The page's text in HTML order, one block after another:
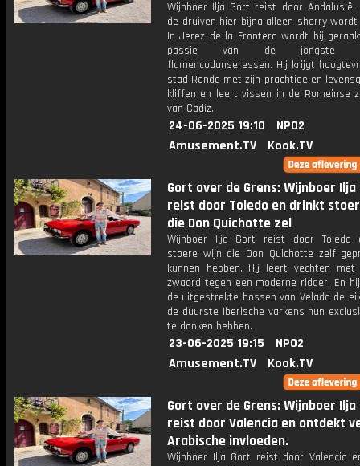
Wijnboer Ilja Gort reist door Andalusië,
de druiven hier bijna alleen sherry
In Jerez de la Frontera wordt hij
passie van de jongste
flamencodanseressen. Hij krijgt
stad Ronda met zijn prachtige en
kliffen en leert vissen in de Romeinse
van Cadiz.
24-06-2025 19:10
NPO2
Amusement.TV
Kook.TV
Gort over de Grens: Wijnboer Ilja
reist door Toledo en drinkt
die Don Quichotte zel
Wijnboer Ilja Gort reist door Toledo
stoere wijn die Don Quichotte zelf
kunnen hebben. Hij leert vechten
zwaard tegen een moderne ridder. En
de uitgestrekte bossen van Velada de
de duurste Iberische varkens hun
te danken hebben.
23-06-2025 19:15
NPO2
Amusement.TV
Kook.TV
Gort over de Grens: Wijnboer Ilja
reist door Valencia en ontdekt
Arabische invloeden.
Wijnboer Ilja Gort reist door Valencia